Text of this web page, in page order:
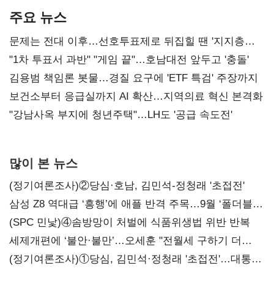
주요 뉴스
문제는 전대 이후…선호투표제로 뒤집힐 땐 '지지층
불복'
"1차 투표서 과반" "게임 끝"…호남대전 앞두고 '충돌'
김용범 책임론 봇물…경질 요구에 'ETF 특검' 주장까지
보건소부터 응급실까지 AI 확산…지역의료 혁신 본격화
"강남사옥 부지에 청년주택"…LH도 '공급 속도전'
많이 본 뉴스
(정기여론조사)②당심·호남, 김민석-정청래 '초접전'
삼성 Z8 역대급 ‘흥행’에 애플 반격 주목…9월 ‘폴더블
대전’
(SPC 민낯)④솜방망이 처벌에 식품위생법 위반 반복
세제개편에 ‘불안·불만’…오세훈 "전월세 구하기 더
힘들어질 것"
(정기여론조사)①당심, 김민석·정청래 '초접전'…대통령